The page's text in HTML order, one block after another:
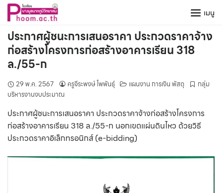
Skip
content
เมนู
ประกาศผู้ชนะการเสนอราคา ประกวดราคาจ้าง
ก่อสร้างโครงการก่อสร้างอาคารเรียน 318
ล./55-ก
29 พ.ค. 2567 ครูจีระพงษ์ โพพันธุ์ แผนงาน การเงิน พัสดุ
กลุ่ม
บริหารงานงบประมาณ
ประกาศผู้ชนะการเสนอราคา ประกวดราคาจ้างก่อสร้างโครงการ
ก่อสร้างอาคารเรียน 318 ล./55-ก นอกเขตแผ่นดินไหว ด้วยวิธี
ประกวดราคาอิเล็กทรอนิกส์ (e-bidding)